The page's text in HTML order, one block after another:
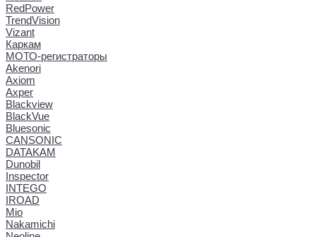
RedPower
TrendVision
Vizant
Каркам
МОТО-регистраторы
Akenori
Axiom
Axper
Blackview
BlackVue
Bluesonic
CANSONIC
DATAKAM
Dunobil
Inspector
INTEGO
IROAD
Mio
Nakamichi